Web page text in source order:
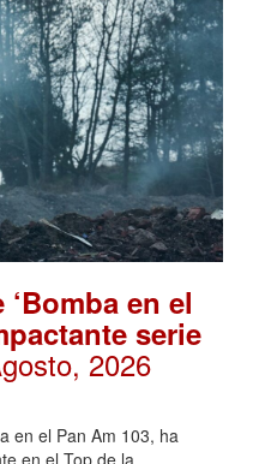
en el
serie
2026
en el Pan Am 103, ha